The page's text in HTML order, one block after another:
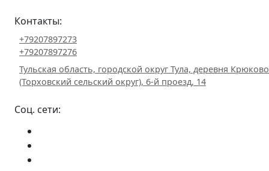
Контакты:
+79207897273
+79207897276
Тульская область, городской округ Тула, деревня Крюково
(Торховский сельский округ), 6-й проезд, 14
Соц. сети: